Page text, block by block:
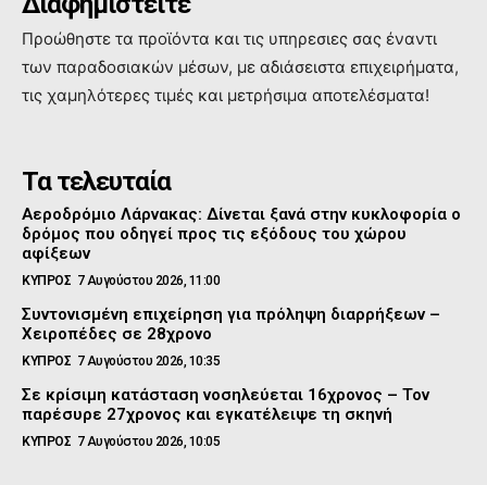
Προώθηστε τα προϊόντα και τις υπηρεσιες σας έναντι
των παραδοσιακών μέσων, με αδιάσειστα επιχειρήματα,
τις χαμηλότερες τιμές και μετρήσιμα αποτελέσματα!
Τα τελευταία
Αεροδρόμιο Λάρνακας: Δίνεται ξανά στην κυκλοφορία ο
δρόμος που οδηγεί προς τις εξόδους του χώρου
αφίξεων
ΚΥΠΡΟΣ 7 Αυγούστου 2026, 11:00
Συντονισμένη επιχείρηση για πρόληψη διαρρήξεων –
Χειροπέδες σε 28χρονο
ΚΥΠΡΟΣ 7 Αυγούστου 2026, 10:35
Σε κρίσιμη κατάσταση νοσηλεύεται 16χρονος – Τον
παρέσυρε 27χρονος και εγκατέλειψε τη σκηνή
ΚΥΠΡΟΣ 7 Αυγούστου 2026, 10:05